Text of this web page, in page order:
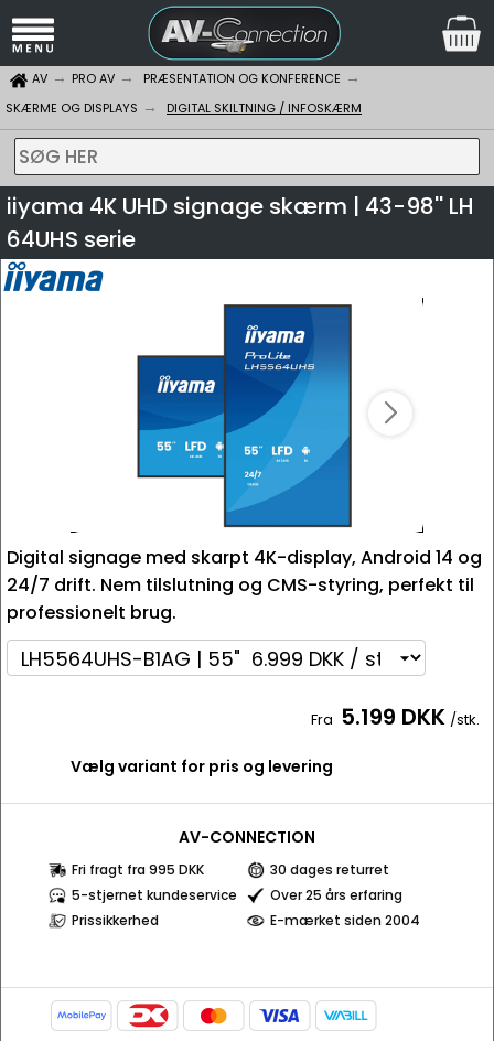
AV PRO AV
PRÆSENTATION OG KONFERENCE
SKÆRME OG DISPLAYS
DIGITAL SKILTNING / INFOSKÆRM
SØG HER
iiyama 4K UHD signage skærm | 43-98'' LH
64UHS serie
Digital signage med skarpt 4K-display, Android 14 og
24/7 drift. Nem tilslutning og CMS-styring, perfekt til
professionelt brug.
Fra 5.199 DKK /stk.
Vælg variant for pris og levering
AV-CONNECTION
Fri fragt fra 995 DKK
30 dages returret
5-stjernet kundeservice
Over 25 års erfaring
Prissikkerhed
E-mærket siden 2004